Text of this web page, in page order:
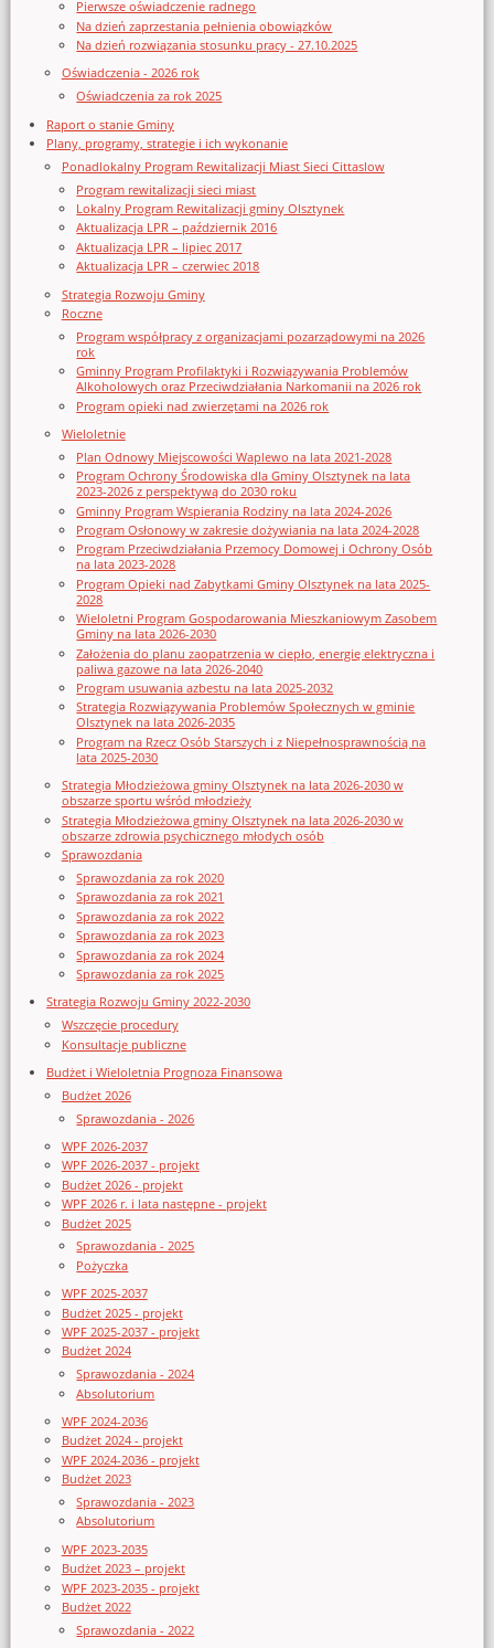
Pierwsze oświadczenie radnego
Na dzień zaprzestania pełnienia obowiązków
Na dzień rozwiązania stosunku pracy - 27.10.2025
Oświadczenia - 2026 rok
Oświadczenia za rok 2025
Raport o stanie Gminy
Plany, programy, strategie i ich wykonanie
Ponadlokalny Program Rewitalizacji Miast Sieci Cittaslow
Program rewitalizacji sieci miast
Lokalny Program Rewitalizacji gminy Olsztynek
Aktualizacja LPR – październik 2016
Aktualizacja LPR – lipiec 2017
Aktualizacja LPR – czerwiec 2018
Strategia Rozwoju Gminy
Roczne
Program współpracy z organizacjami pozarządowymi na 2026
rok
Gminny Program Profilaktyki i Rozwiązywania Problemów
Alkoholowych oraz Przeciwdziałania Narkomanii na 2026 rok
Program opieki nad zwierzętami na 2026 rok
Wieloletnie
Plan Odnowy Miejscowości Waplewo na lata 2021-2028
Program Ochrony Środowiska dla Gminy Olsztynek na lata
2023-2026 z perspektywą do 2030 roku
Gminny Program Wspierania Rodziny na lata 2024-2026
Program Osłonowy w zakresie dożywiania na lata 2024-2028
Program Przeciwdziałania Przemocy Domowej i Ochrony Osób
na lata 2023-2028
Program Opieki nad Zabytkami Gminy Olsztynek na lata 2025-
2028
Wieloletni Program Gospodarowania Mieszkaniowym Zasobem
Gminy na lata 2026-2030
Założenia do planu zaopatrzenia w ciepło, energię elektryczna i
paliwa gazowe na lata 2026-2040
Program usuwania azbestu na lata 2025-2032
Strategia Rozwiązywania Problemów Społecznych w gminie
Olsztynek na lata 2026-2035
Program na Rzecz Osób Starszych i z Niepełnosprawnością na
lata 2025-2030
Strategia Młodzieżowa gminy Olsztynek na lata 2026-2030 w
obszarze sportu wśród młodzieży
Strategia Młodzieżowa gminy Olsztynek na lata 2026-2030 w
obszarze zdrowia psychicznego młodych osób
Sprawozdania
Sprawozdania za rok 2020
Sprawozdania za rok 2021
Sprawozdania za rok 2022
Sprawozdania za rok 2023
Sprawozdania za rok 2024
Sprawozdania za rok 2025
Strategia Rozwoju Gminy 2022-2030
Wszczęcie procedury
Konsultacje publiczne
Budżet i Wieloletnia Prognoza Finansowa
Budżet 2026
Sprawozdania - 2026
WPF 2026-2037
WPF 2026-2037 - projekt
Budżet 2026 - projekt
WPF 2026 r. i lata następne - projekt
Budżet 2025
Sprawozdania - 2025
Pożyczka
WPF 2025-2037
Budżet 2025 - projekt
WPF 2025-2037 - projekt
Budżet 2024
Sprawozdania - 2024
Absolutorium
WPF 2024-2036
Budżet 2024 - projekt
WPF 2024-2036 - projekt
Budżet 2023
Sprawozdania - 2023
Absolutorium
WPF 2023-2035
Budżet 2023 – projekt
WPF 2023-2035 - projekt
Budżet 2022
Sprawozdania - 2022